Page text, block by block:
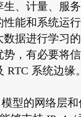
、计量、服
能和系统运
据进行学习
，有必要将
系统边缘
型的网络层